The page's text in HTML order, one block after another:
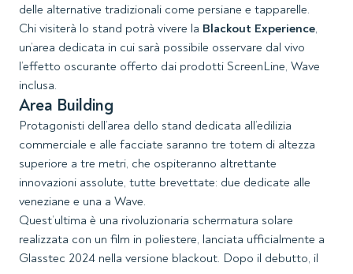
delle alternative tradizionali come persiane e tapparelle.
Chi visiterà lo stand potrà vivere la Blackout Experience,
un’area dedicata in cui sarà possibile osservare dal vivo
l’effetto oscurante offerto dai prodotti ScreenLine, Wave
inclusa.
Area Building
Protagonisti dell’area dello stand dedicata all’edilizia
commerciale e alle facciate saranno tre totem di altezza
superiore a tre metri, che ospiteranno altrettante
innovazioni assolute, tutte brevettate: due dedicate alle
veneziane e una a Wave.
Quest’ultima è una rivoluzionaria schermatura solare
realizzata con un film in poliestere, lanciata ufficialmente a
Glasstec 2024 nella versione blackout. Dopo il debutto, il